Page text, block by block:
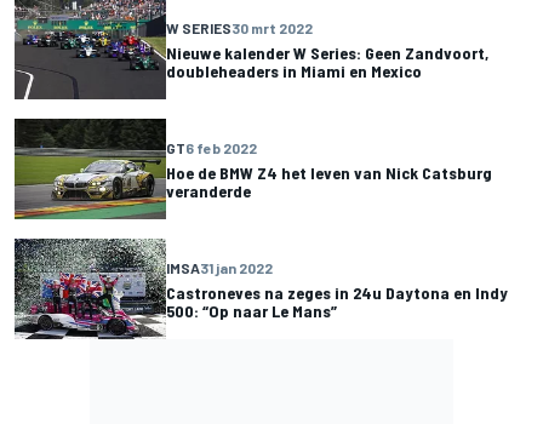
W SERIES30 mrt 2022
Nieuwe kalender W Series: Geen Zandvoort,
doubleheaders in Miami en Mexico
GT6 feb 2022
Hoe de BMW Z4 het leven van Nick Catsburg
veranderde
IMSA31 jan 2022
Castroneves na zeges in 24u Daytona en Indy
500: “Op naar Le Mans”